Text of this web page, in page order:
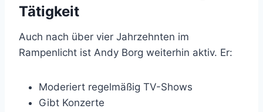
Tätigkeit
Auch nach über vier Jahrzehnten im
Rampenlicht ist Andy Borg weiterhin aktiv. Er:
Moderiert regelmäßig TV-Shows
Gibt Konzerte